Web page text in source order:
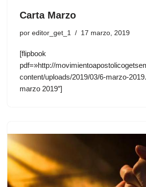
Carta Marzo
por editor_get_1 17 marzo, 2019
[flipbook
pdf=»http://
content/uploads/2019/03/6-marzo-
marzo 2019″]